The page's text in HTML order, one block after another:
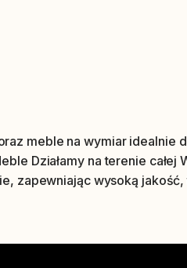
meble na wymiar idealnie
Działamy na terenie
zapewniając wysoką